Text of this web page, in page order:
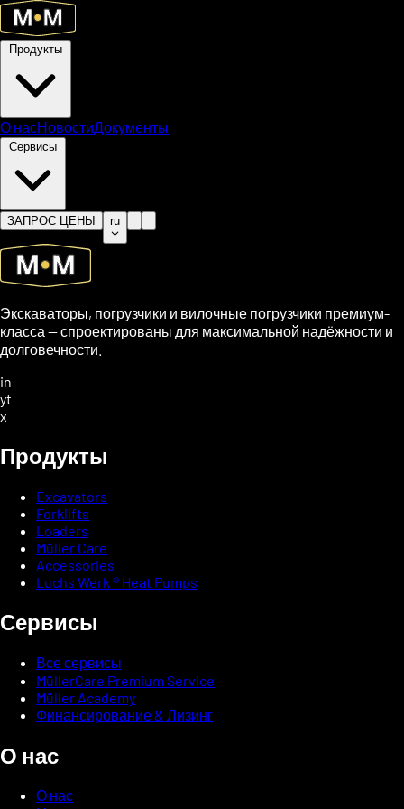
О насНовостиДокументы
ЗАПРОС ЦЕНЫ ru
Экскаваторы, погрузчики и вилочные погрузчики премиум-
класса — спроектированы для максимальной надёжности и
долговечности.
in
yt
x
Продукты
Excavators
Forklifts
Loaders
Müller Care
Accessories
Luchs Werk ® Heat Pumps
Сервисы
Все сервисы
MüllerCare Premium Service
Müller Academy
Финансирование & Лизинг
О нас
О нас